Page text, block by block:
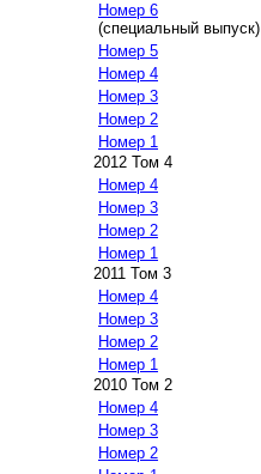
Номер 6
(специальный выпуск)
Номер 5
Номер 4
Номер 3
Номер 2
Номер 1
2012 Том 4
Номер 4
Номер 3
Номер 2
Номер 1
2011 Том 3
Номер 4
Номер 3
Номер 2
Номер 1
2010 Том 2
Номер 4
Номер 3
Номер 2